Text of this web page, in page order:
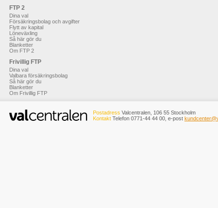
FTP 2
Dina val
Försäkringsbolag och avgifter
Flytt av kapital
Löneväxling
Så här gör du
Blanketter
Om FTP 2
Frivillig FTP
Dina val
Valbara försäkringsbolag
Så här gör du
Blanketter
Om Frivillig FTP
Postadress Valcentralen, 106 55 Stockholm
Kontakt Telefon 0771-44 44 00, e-post